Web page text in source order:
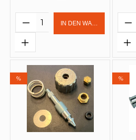
Produkt Anzahl: Gib
IN DEN WARENKORB
% %